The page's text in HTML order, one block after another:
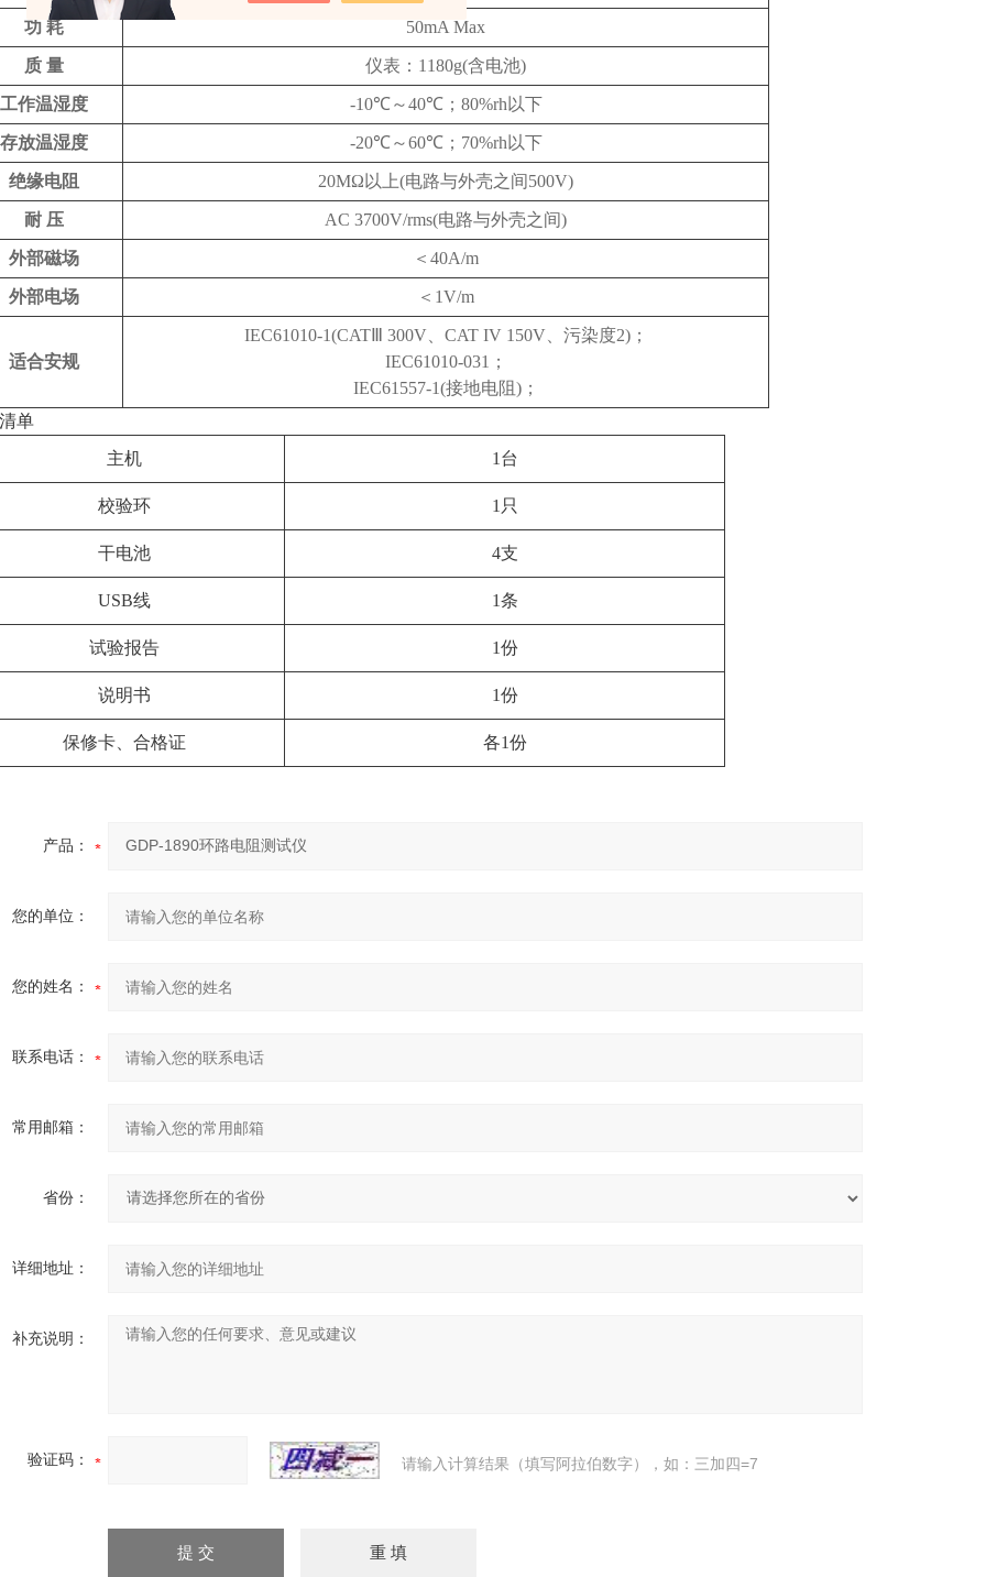
功 耗 50mA Max
质 量 仪表：1180g(含电池)
工作温湿度 -10℃～40℃；80%rh以下
存放温湿度 -20℃～60℃；70%rh以下
绝缘电阻 20MΩ以上(电路与外壳之间500V)
耐 压 AC 3700V/rms(电路与外壳之间)
外部磁场 ＜40A/m
外部电场 ＜1V/m
适合安规
IEC61010-1(CATⅢ 300V、CAT IV 150V、污染度2)；
IEC61010-031；
IEC61557-1(接地电阻)；
单
主机
1台
校验环 1只
干电池 4支
USB线 1条
试验报告 1份
说明书 1份
保修卡、合格证 各1份
产品：
您的单位：
您的姓名：
联系电话：
常用邮箱：
省份：
详细地址：
补充说明：
验证码： 请输入计算结果（填写阿拉伯数字），如：三加四=7